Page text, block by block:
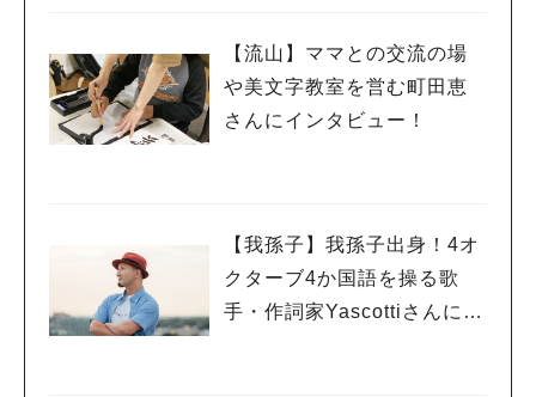
【流山】ママとの交流の場
や美文字教室を営む町田恵
さんにインタビュー！
【我孫子】我孫子出身！4オ
クターブ4か国語を操る歌
手・作詞家Yascottiさんにイ